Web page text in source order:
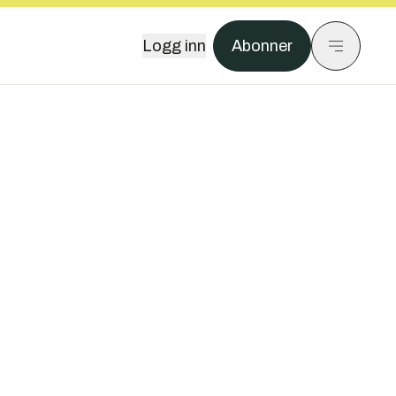
Logg inn Abonner